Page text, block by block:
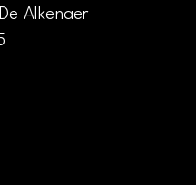
Alkenaer